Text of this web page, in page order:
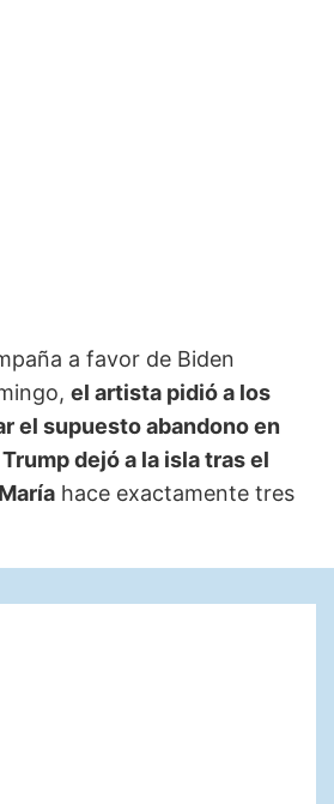
a favor de Biden
el artista pidió a los
el supuesto abandono en
dejó a la isla tras el
hace exactamente tres